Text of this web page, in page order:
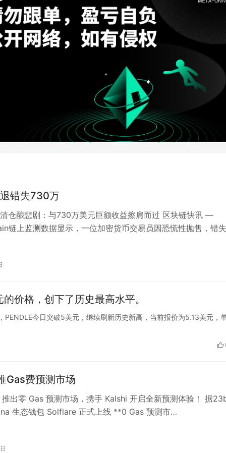
错失730万
仓酿悲剧：与730万美元巨额收益擦肩而过 区块链快讯 —
链上监测数据显示，一位加密货币交易员因恐慌性抛售，错
价格，创下了历史最高水平。
今日突破5美元，继续刷新历史新高，当前报价为5.13美元，
Gas费预测市场
出零 Gas 预测市场，携手 Kalshi 开启全新预测体验！ 据
生态钱包 Solflare 正式上线 **0 Gas 预测市…